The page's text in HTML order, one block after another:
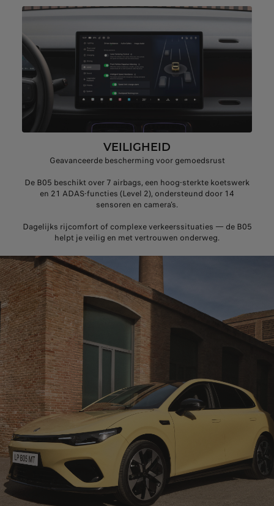
VEILIGHEID
Geavanceerde bescherming voor gemoedsrust
De B05 beschikt over 7 airbags, een hoog‑sterkte koetswerk
en 21 ADAS‑functies (Level 2), ondersteund door 14
sensoren en camera’s.
Dagelijks rijcomfort of complexe verkeerssituaties — de B05
helpt je veilig en met vertrouwen onderweg.